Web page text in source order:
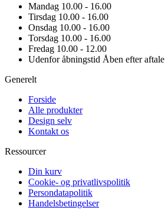
Mandag 10.00 - 16.00
Tirsdag 10.00 - 16.00
Onsdag 10.00 - 16.00
Torsdag 10.00 - 16.00
Fredag 10.00 - 12.00
Udenfor åbningstid Åben efter aftale
Generelt
Forside
Alle produkter
Design selv
Kontakt os
Ressourcer
Din kurv
Cookie- og privatlivspolitik
Persondatapolitik
Handelsbetingelser